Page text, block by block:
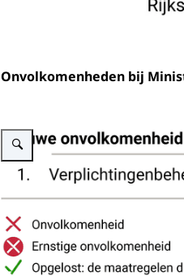
Onvolkomenheden bij
Vergroot afbeelding BZ 2023 -